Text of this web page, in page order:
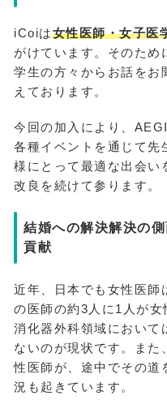
iCoiは女性医師・女子医
がけています。そのため
学生の方々からお話をお
えております。
今回の加入により、
各種イベントを通じて先
様にとって最適な出会い
改良を続けて参ります。
結婚への解決解決の
貢献
近年、日本でも女性医師
の医師の約3人に1人が女
消化器外科領域において
ないのが現状です。また
性医師が、途中でその道
況も起きています。